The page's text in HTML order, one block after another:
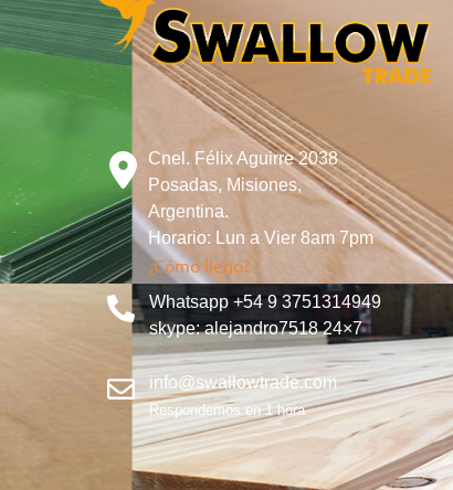
Cnel. Félix Aguirre 2038
Posadas, Misiones,
Argentina.
Horario: Lun a Vier 8am 7pm
¿Cómo llego?
Whatsapp +54 9 3751314949
skype: alejandro7518 24×7
info@swallowtrade.com
Respondemos en 1 hora